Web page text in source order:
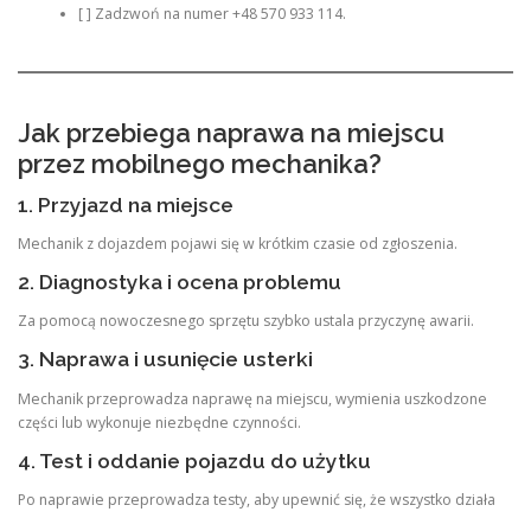
[ ] Zadzwoń na numer +48 570 933 114.
Jak przebiega naprawa na miejscu
przez mobilnego mechanika?
1. Przyjazd na miejsce
Mechanik z dojazdem pojawi się w krótkim czasie od zgłoszenia.
2. Diagnostyka i ocena problemu
Za pomocą nowoczesnego sprzętu szybko ustala przyczynę awarii.
3. Naprawa i usunięcie usterki
Mechanik przeprowadza naprawę na miejscu, wymienia uszkodzone
części lub wykonuje niezbędne czynności.
4. Test i oddanie pojazdu do użytku
Po naprawie przeprowadza testy, aby upewnić się, że wszystko działa